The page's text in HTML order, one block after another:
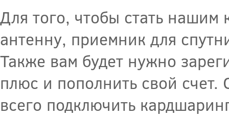
Для того, чтобы стать
антенну, приемник для
Также вам будет нужно
плюс и пополнить свой счет.
всего подключить